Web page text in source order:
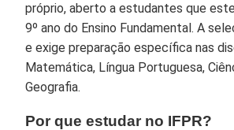
próprio, aberto a estudantes que
9º ano do Ensino Fundamental. A
e exige preparação específica nas
Matemática, Língua Portuguesa,
Geografia.
Por que estudar no IFPR?